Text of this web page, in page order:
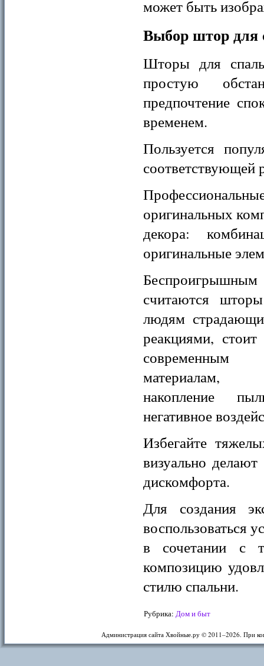
может быть
Выбор штор для
Шторы для
простую
предпочтение
временем.
Пользуется
соответствующей
оригинальных
декора:
оригинальные
считаются
людям
реакциями,
современным
материалам,
накопление
негативное
Избегайте
визуально
дискомфорта.
Для создания
воспользоваться
в сочетании с
композицию
стилю спальни.
Рубрика: Дом и быт
Администрация сайта Хвойные.ру © 2011–2026. При